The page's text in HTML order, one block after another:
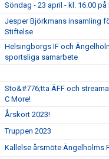
Söndag - 23 april - kl. 16.00 på
Jesper Björkmans insamling
Stiftelse
Helsingborgs IF och
sportsliga samarbete
Sto&#776;tta ÄFF och
C More!
Årskort 2023!
Truppen 2023
Kallelse årsmöte Ängelholms